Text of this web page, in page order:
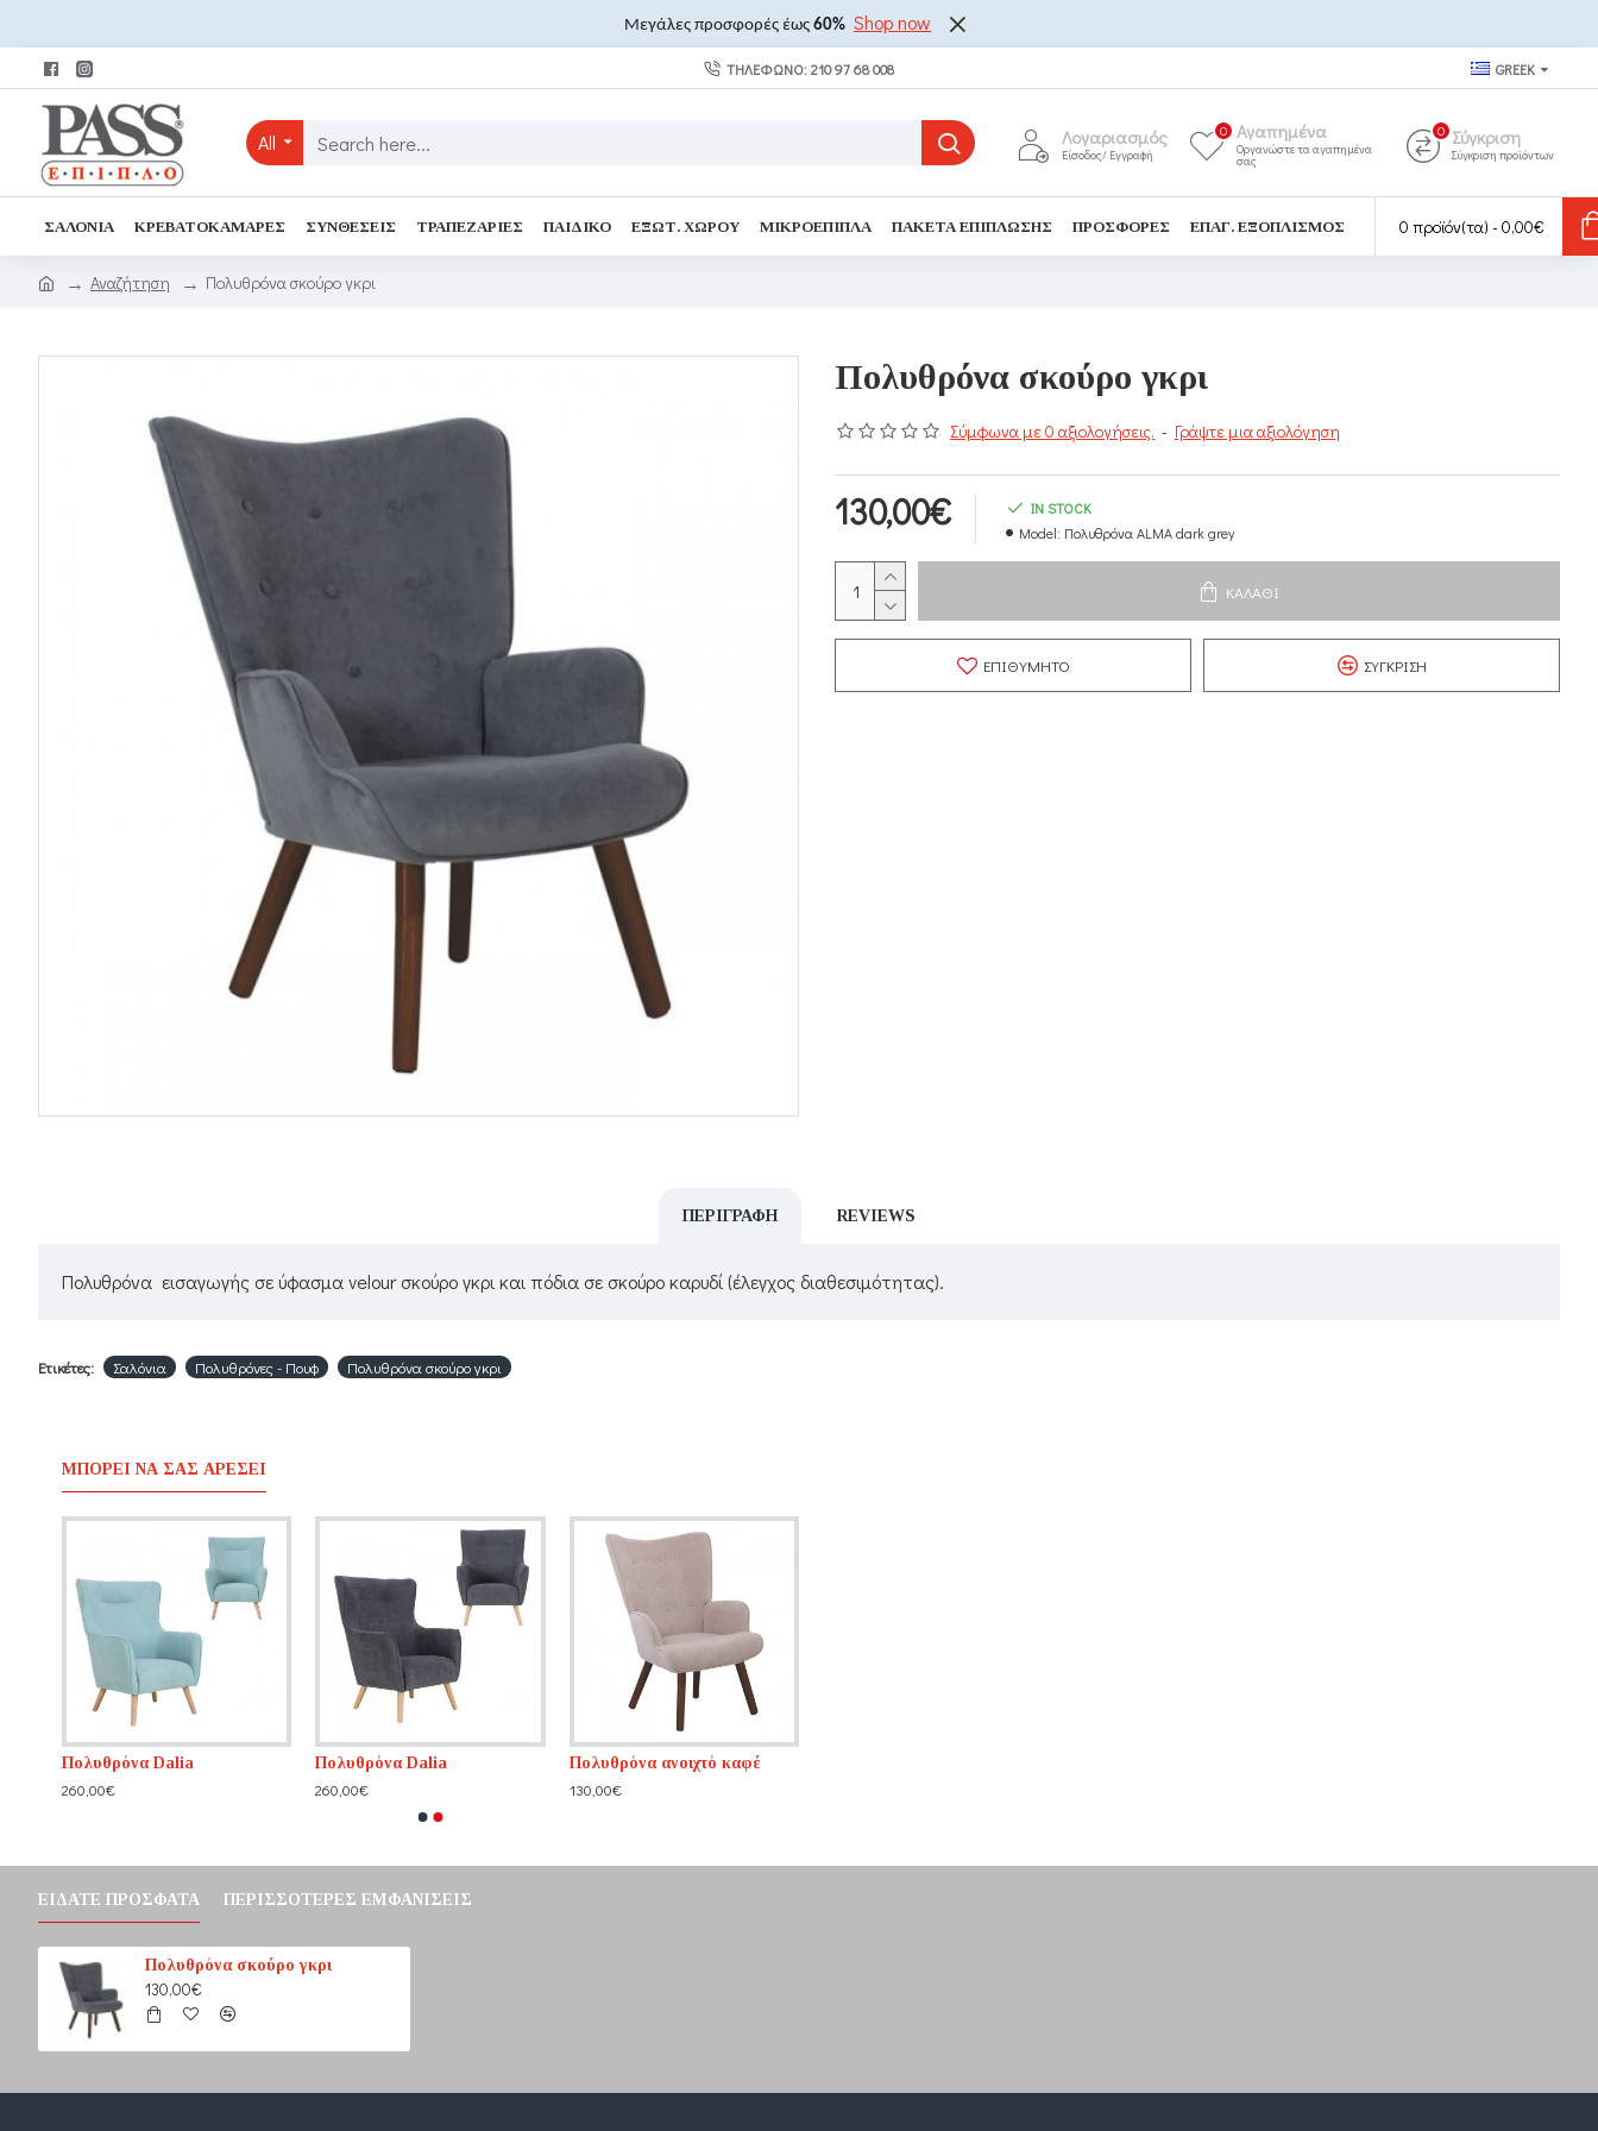
Μεγάλες προσφορές έως 60% Shop now
ΤΗΛΈΦΩΝΟ: 210 97 68 008 GREEK
All Λογαριασμός
Είσοδος/ Εγγραφή
Αγαπημένα
Οργανώστε τα αγαπημένα
σας
0 Σύγκριση
Σύγκριση προϊόντων
0
ΣΑΛΌΝΙΑ ΚΡΕΒΑΤΟΚΆΜΑΡΕΣ ΣΥΝΘΈΣΕΙΣ ΤΡΑΠΕΖΑΡΊΕΣ ΠΑΙΔΙΚΌ ΕΞΩΤ. ΧΏΡΟΥ ΜΙΚΡΟΈΠΙΠΛΑ ΠΑΚΈΤΑ ΕΠΊΠΛΩΣΗΣ ΠΡΟΣΦΟΡΈΣ ΕΠΑΓ. ΕΞΟΠΛΙΣΜΌΣ 0 προϊόν(τα) - 0,00€
Αναζήτηση Πολυθρόνα σκούρο γκρι
Πολυθρόνα σκούρο γκρι
Σύμφωνα με 0 αξιολογήσεις. - Γράψτε μια αξιολόγηση
130,00€
IN STOCK
Model: Πολυθρόνα ALMA dark grey
ΚΑΛΆΘΙ
ΕΠΙΘΥΜΗΤΌ ΣΎΓΚΡΙΣΗ
ΠΕΡΙΓΡΑΦΉ REVIEWS
Πολυθρόνα εισαγωγής σε ύφασμα velour σκούρο γκρι και πόδια σε σκούρο καρυδί (έλεγχος διαθεσιμότητας).
Ετικέτες: Σαλόνια Πολυθρόνες - Πουφ Πολυθρόνα σκούρο γκρι
ΜΠΟΡΕΊ ΝΑ ΣΑΣ ΑΡΈΣΕΙ
Πολυθρόνα Dalia
260,00€
Πολυθρόνα Dalia
260,00€
Πολυθρόνα ανοιχτό καφέ
130,00€
ΕΊΔΑΤΕ ΠΡΌΣΦΑΤΑ ΠΕΡΙΣΣΌΤΕΡΕΣ ΕΜΦΑΝΊΣΕΙΣ
Πολυθρόνα σκούρο γκρι
130,00€